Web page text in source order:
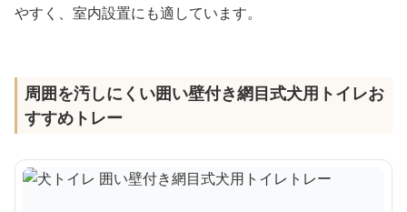
やすく、室内設置にも適しています。
周囲を汚しにくい囲い壁付き網目式犬用トイレお
すすめトレー